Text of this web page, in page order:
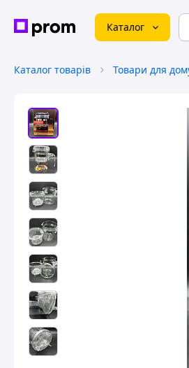
Каталог
Каталог товарів Товари для